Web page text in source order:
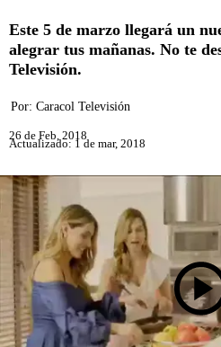
Este 5 de marzo llegará un
alegrar tus mañanas. No te
Televisión.
Por: Caracol Televisión
26 de Feb, 2018
Actualizado: 1 de mar, 2018